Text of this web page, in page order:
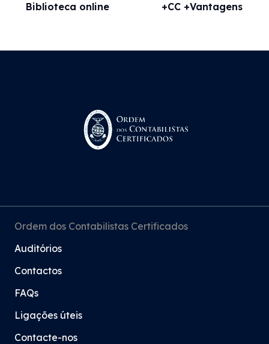
Biblioteca online +CC +Vantagens
Ordem dos Contabilistas Certificados
Auditórios
Contactos
FAQs
Ligações úteis
Contacte-nos